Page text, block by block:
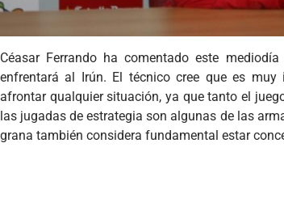
Céasar Ferrando ha comentado este
enfrentará al Irún. El técnico cree que es
afrontar qualquier situación, ya que tanto el
las jugadas de estrategia son algunas de las
grana también considera fundamental estar